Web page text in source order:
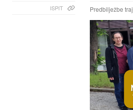
ISPIT Predbilježbe